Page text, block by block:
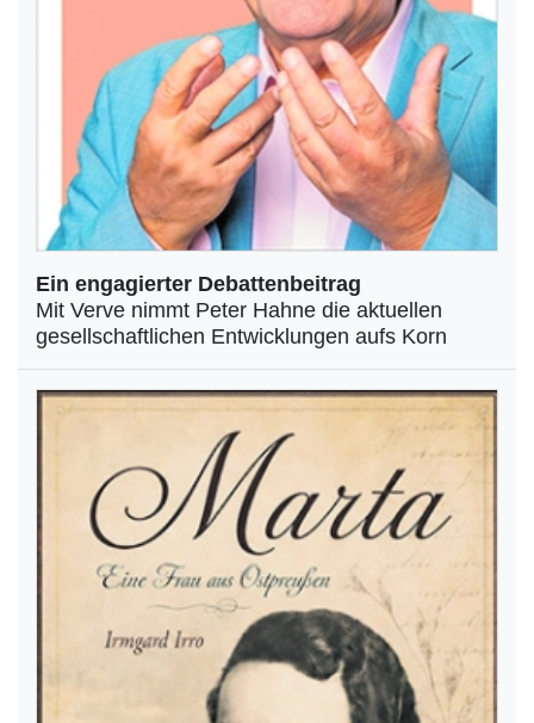
Ein engagierter Debattenbeitrag
Mit Verve nimmt Peter Hahne die aktuellen
gesellschaftlichen Entwicklungen aufs Korn